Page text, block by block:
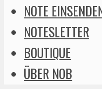
NOTE
NOTESLETTER
BOUTIQUE
ÜBER NOB